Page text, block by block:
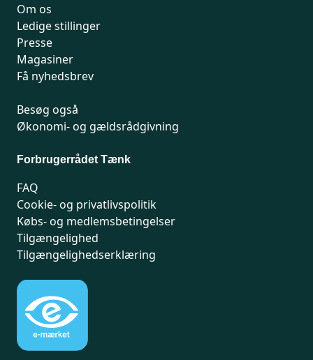
Om os
Ledige stillinger
Presse
Magasiner
Få nyhedsbrev
Besøg også
Økonomi- og gældsrådgivning
Forbrugerrådet Tænk
FAQ
Cookie- og privatlivspolitik
Købs- og medlemsbetingelser
Tilgængelighed
Tilgængelighedserklæring